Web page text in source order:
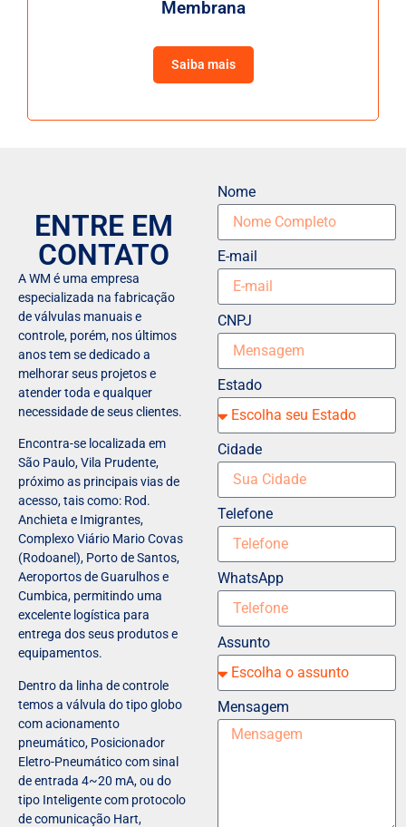
Membrana
Saiba mais
ENTRE EM
CONTATO
A WM é uma empresa
especializada na fabricação
de válvulas manuais e
controle, porém, nos últimos
anos tem se dedicado a
melhorar seus projetos e
atender toda e qualquer
necessidade de seus clientes.
Encontra-se localizada em
São Paulo, Vila Prudente,
próximo as principais vias de
acesso, tais como: Rod.
Anchieta e Imigrantes,
Complexo Viário Mario Covas
(Rodoanel), Porto de Santos,
Aeroportos de Guarulhos e
Cumbica, permitindo uma
excelente logística para
entrega dos seus produtos e
equipamentos.
Dentro da linha de controle
temos a válvula do tipo globo
com acionamento
pneumático, Posicionador
Eletro-Pneumático com sinal
de entrada 4~20 mA, ou do
tipo Inteligente com protocolo
de comunicação Hart,
Nome
E-mail
CNPJ
Estado
Cidade
Telefone
WhatsApp
Assunto
Mensagem